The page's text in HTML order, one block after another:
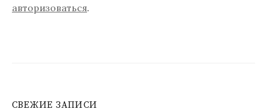
авторизоваться.
СВЕЖИЕ ЗАПИСИ